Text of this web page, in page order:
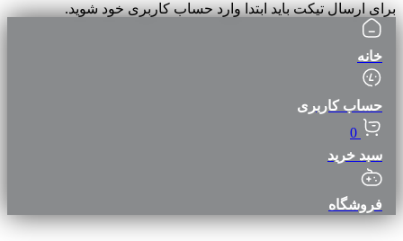
برای ارسال تیکت باید ابتدا وارد حساب کاربری خود شوید.
خانه
حساب کاربری
0
سبد خرید
فروشگاه